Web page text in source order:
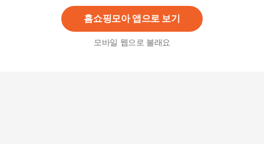
홈쇼핑모아 앱으로 보기
모바일 웹으로 볼래요
13%18,800원